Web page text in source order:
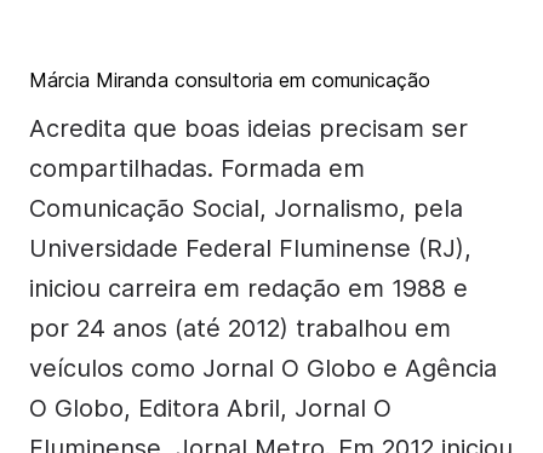
Márcia Miranda consultoria em comunicação
Acredita que boas ideias precisam ser
compartilhadas. Formada em
Comunicação Social, Jornalismo, pela
Universidade Federal Fluminense (RJ),
iniciou carreira em redação em 1988 e
por 24 anos (até 2012) trabalhou em
veículos como Jornal O Globo e Agência
O Globo, Editora Abril, Jornal O